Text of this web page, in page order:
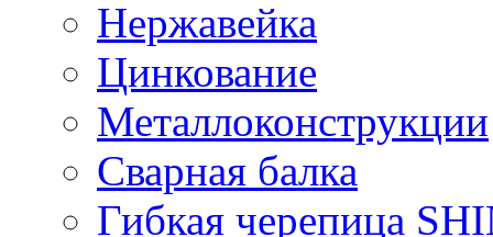
Нержавейка
Цинкование
Металлоконструкции
Сварная балка
Гибкая черепица